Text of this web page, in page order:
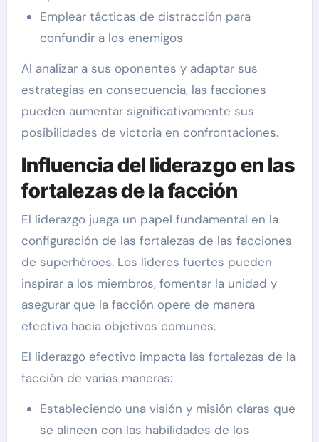
Emplear tácticas de distracción para
confundir a los enemigos
Al analizar a sus oponentes y adaptar sus
estrategias en consecuencia, las facciones
pueden aumentar significativamente sus
posibilidades de victoria en confrontaciones.
Influencia del liderazgo en las
fortalezas de la facción
El liderazgo juega un papel fundamental en la
configuración de las fortalezas de las facciones
de superhéroes. Los líderes fuertes pueden
inspirar a los miembros, fomentar la unidad y
asegurar que la facción opere de manera
efectiva hacia objetivos comunes.
El liderazgo efectivo impacta las fortalezas de la
facción de varias maneras:
Estableciendo una visión y misión claras que
se alineen con las habilidades de los